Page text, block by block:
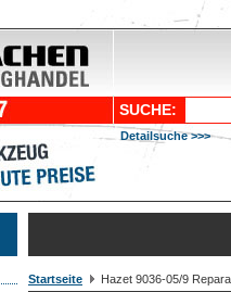
SUCHE:
Detailsuche >>>
Startseite Hazet 9036-05/9